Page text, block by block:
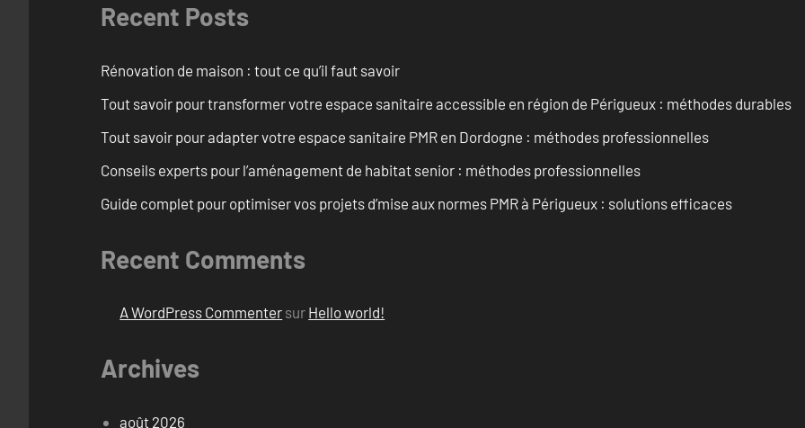
Recent Posts
Rénovation de maison : tout ce qu’il faut savoir
Tout savoir pour transformer votre espace sanitaire accessible en région de Périgueux : méthodes durables
Tout savoir pour adapter votre espace sanitaire PMR en Dordogne : méthodes professionnelles
Conseils experts pour l’aménagement de habitat senior : méthodes professionnelles
Guide complet pour optimiser vos projets d’mise aux normes PMR à Périgueux : solutions efficaces
Recent Comments
A WordPress Commenter sur Hello world!
Archives
août 2026